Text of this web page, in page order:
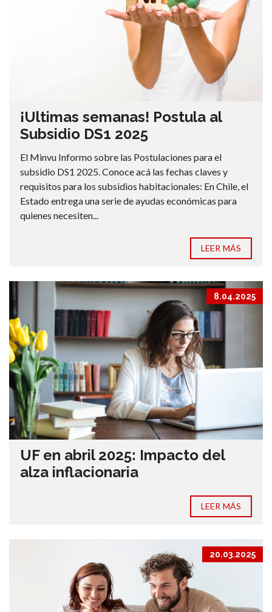
¡Ultimas semanas! Postula al
Subsidio DS1 2025
El Minvu Informo sobre las Postulaciones para el
subsidio DS1 2025. Conoce acá las fechas claves y
requisitos para los subsidios habitacionales: En Chile, el
Estado entrega una serie de ayudas económicas para
quienes necesiten...
LEER MÁS
8.04.2025
UF en abril 2025: Impacto del
alza inflacionaria
LEER MÁS
20.03.2025